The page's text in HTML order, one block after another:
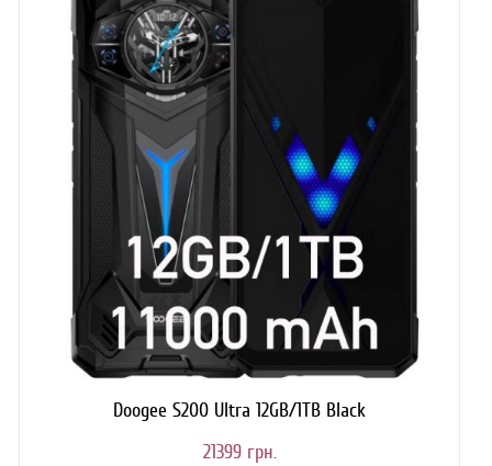
Doogee S200 Ultra 12GB/1TB Black
21399 грн.